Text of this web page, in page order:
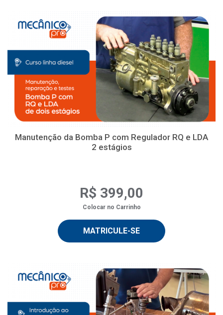
Manutenção da Bomba P com Regulador RQ e LDA
2 estágios
R$ 399,00
Colocar no Carrinho
MATRICULE-SE